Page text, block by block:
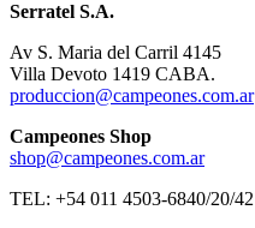
Serratel S.A.
Av S. Maria del Carril 4145
Villa Devoto 1419 CABA.
produccion@campeones.com.ar
Campeones Shop
shop@campeones.com.ar
TEL: +54 011 4503-6840/20/42